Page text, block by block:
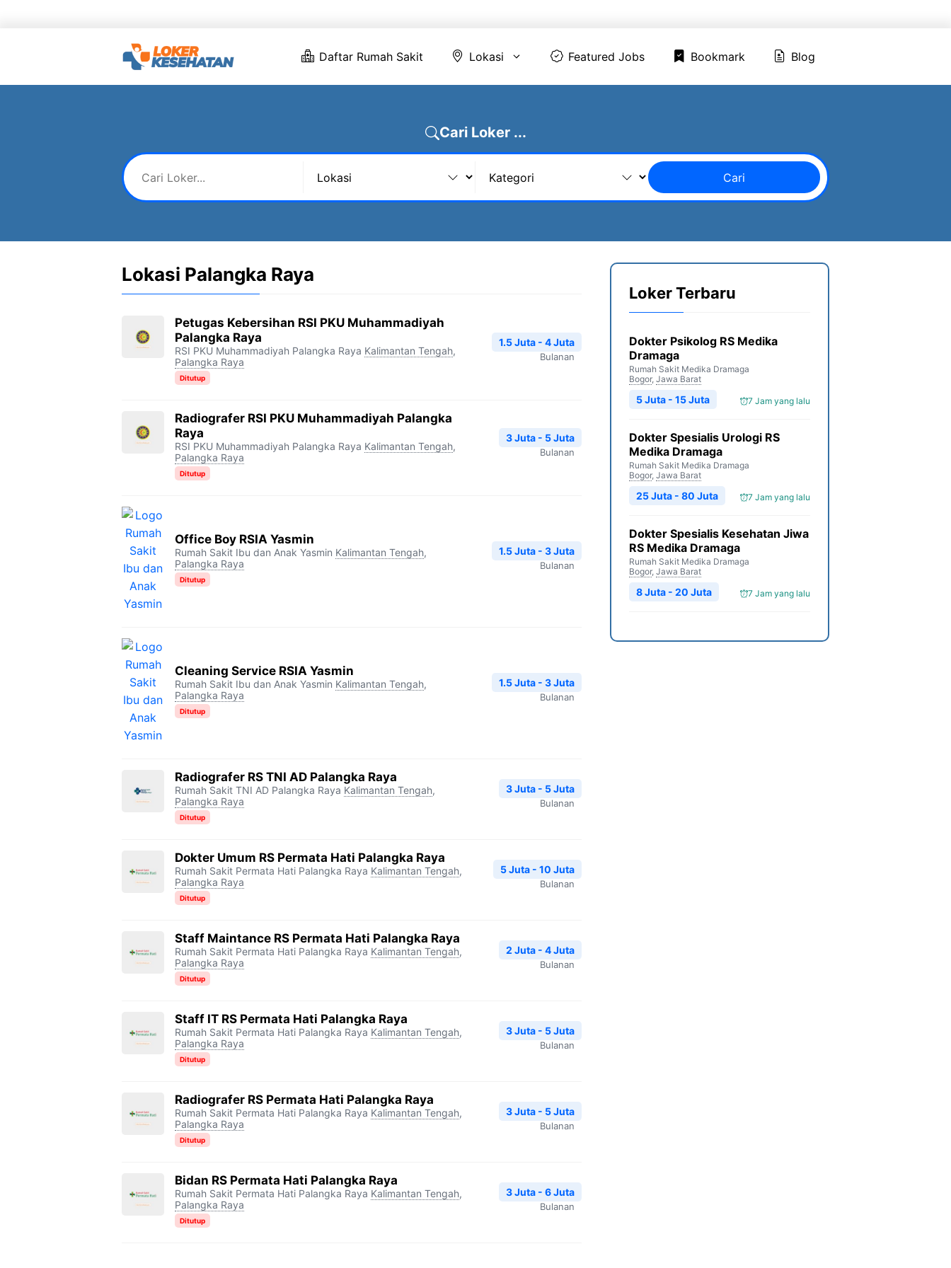
Daftar Rumah Sakit Lokasi Featured Jobs Bookmark Blog
Cari Loker ...
Cari
Lokasi Palangka Raya
Petugas Kebersihan RSI PKU Muhammadiyah
Palangka Raya
RSI PKU Muhammadiyah Palangka Raya Kalimantan Tengah,
Palangka Raya
Ditutup
1.5 Juta - 4 Juta
Bulanan
Radiografer RSI PKU Muhammadiyah Palangka
Raya
RSI PKU Muhammadiyah Palangka Raya Kalimantan Tengah,
Palangka Raya
Ditutup
3 Juta - 5 Juta
Bulanan
Office Boy RSIA Yasmin
Rumah Sakit Ibu dan Anak Yasmin Kalimantan Tengah,
Palangka Raya
Ditutup
1.5 Juta - 3 Juta
Bulanan
Cleaning Service RSIA Yasmin
Rumah Sakit Ibu dan Anak Yasmin Kalimantan Tengah,
Palangka Raya
Ditutup
1.5 Juta - 3 Juta
Bulanan
Radiografer RS TNI AD Palangka Raya
Rumah Sakit TNI AD Palangka Raya Kalimantan Tengah,
Palangka Raya
Ditutup
3 Juta - 5 Juta
Bulanan
Dokter Umum RS Permata Hati Palangka Raya
Rumah Sakit Permata Hati Palangka Raya Kalimantan Tengah,
Palangka Raya
Ditutup
5 Juta - 10 Juta
Bulanan
Staff Maintance RS Permata Hati Palangka Raya
Rumah Sakit Permata Hati Palangka Raya Kalimantan Tengah,
Palangka Raya
Ditutup
2 Juta - 4 Juta
Bulanan
Staff IT RS Permata Hati Palangka Raya
Rumah Sakit Permata Hati Palangka Raya Kalimantan Tengah,
Palangka Raya
Ditutup
3 Juta - 5 Juta
Bulanan
Radiografer RS Permata Hati Palangka Raya
Rumah Sakit Permata Hati Palangka Raya Kalimantan Tengah,
Palangka Raya
Ditutup
3 Juta - 5 Juta
Bulanan
Bidan RS Permata Hati Palangka Raya
Rumah Sakit Permata Hati Palangka Raya Kalimantan Tengah,
Palangka Raya
Ditutup
3 Juta - 6 Juta
Bulanan
Loker Terbaru
Dokter Psikolog RS Medika
Dramaga
Rumah Sakit Medika Dramaga
Bogor, Jawa Barat
7 Jam yang lalu
5 Juta - 15 Juta
Dokter Spesialis Urologi RS
Medika Dramaga
Rumah Sakit Medika Dramaga
Bogor, Jawa Barat
7 Jam yang lalu
25 Juta - 80 Juta
Dokter Spesialis Kesehatan Jiwa
RS Medika Dramaga
Rumah Sakit Medika Dramaga
Bogor, Jawa Barat
7 Jam yang lalu
8 Juta - 20 Juta